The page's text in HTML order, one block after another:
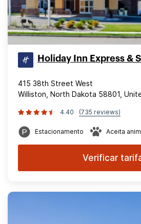
Holiday Inn Express &
415 38th Street West
Williston, North Dakota 58801,
4.40 (735 reviews)
Estacionamento Aceita
Verificar